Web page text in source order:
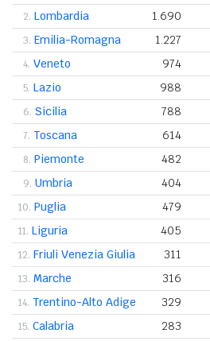
2. Lombardia 1.690
3. Emilia-Romagna 1.227
4. Veneto 974
5. Lazio 988
6. Sicilia 788
7. Toscana 614
8. Piemonte 482
9. Umbria 404
10. Puglia 479
11. Liguria 405
12. Friuli Venezia Giulia 311
13. Marche 316
14. Trentino-Alto Adige 329
15. Calabria 283